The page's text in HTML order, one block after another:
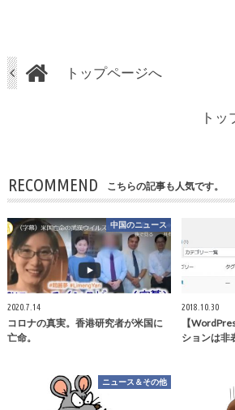
トップページへ
ト
RECOMMEND こちらの記事も人気です。
中国のニュース
2020.7.14
コロナの真実。香港研究者が米国に
亡命。
2018.10.30
【
ションは非
ニュース＆その他